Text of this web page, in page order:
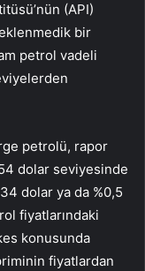
(API)
bir
petrol vadeli
petrolü, rapor
dolar seviyesinde
dolar ya da %0,5
fiyatlarındaki
konusunda
fiyatlardan